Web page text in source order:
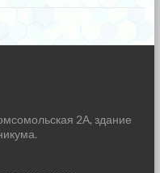
2А, здание